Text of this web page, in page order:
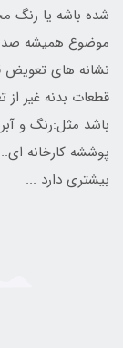
شده‌ باشه یا رنگ
موضوع همیشه
نشانه های
قطعات بدنه غیر
پوششه کارخانه
بیشتری دارد ...